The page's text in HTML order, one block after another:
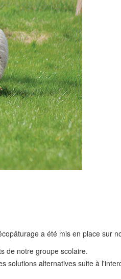
a été mis en place sur
de notre groupe scolaire.
solutions alternatives suite à